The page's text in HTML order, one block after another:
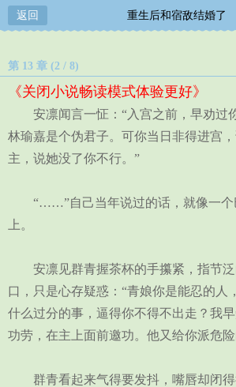
返回 重生后和宿敌结婚了
第 13 章 (2 / 8)
《关闭小说畅读模式体验更好》
安凛闻言一怔：“入宫之前，早劝过
林瑜嘉是个伪君子。可你当日非得进宫
主，说她没了你不行。”
“……”自己当年说过的话，就像一个
上。
安凛见群青握茶杯的手攥紧，指节泛
口，只是心存疑惑：“青娘你是能忍的人
什么过分的事，逼得你不得不出走？我
功劳，在主上面前邀功。他又给你派危
群青看起来气得要发抖，嘴唇却闭得